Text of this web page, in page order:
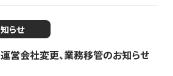
らせ
運営会社変更、業務移管のお知らせ